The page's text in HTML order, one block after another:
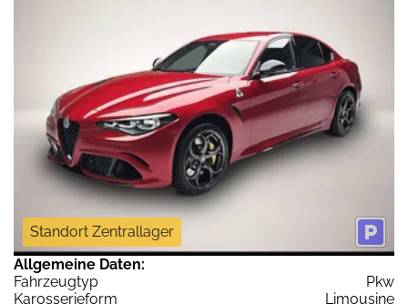
Standort Zentrallager
Allgemeine Daten:
Fahrzeugtyp
Pkw
Karosserieform
Limousine